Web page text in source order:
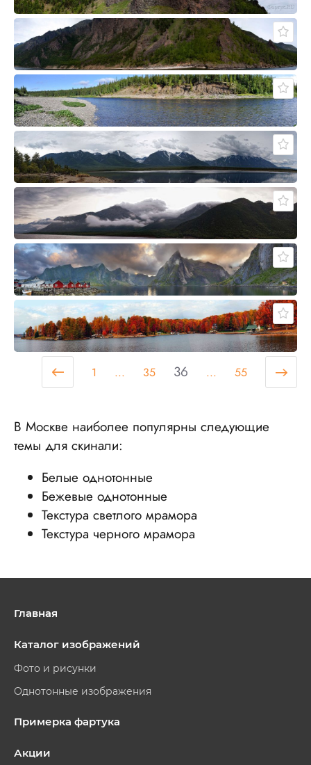
1 ... 35 36 ... 55
В Москве наиболее популярны следующие
темы для скинали:
Белые однотонные
Бежевые однотонные
Текстура светлого мрамора
Текстура черного мрамора
Главная
Каталог изображений
Фото и рисунки
Однотонные изображения
Примерка фартука
Акции